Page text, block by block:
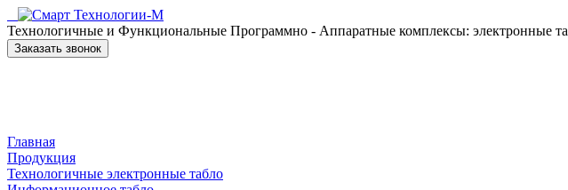
Технологичные и Функциональные Программно - Аппаратные комплексы: электронные
Заказать звонок
Главная
Продукция
Технологичные электронные табло